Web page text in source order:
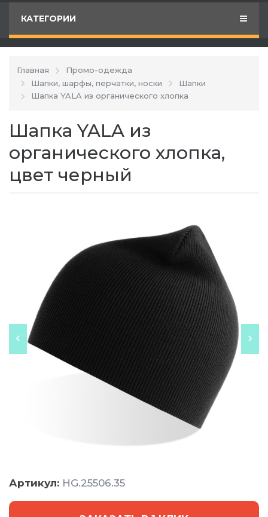
КАТЕГОРИИ
Главная
Промо-одежда
Шапки, шарфы, перчатки, носки
Шапки
Шапка YALA из органического хлопка
Шапка YALA из
органического хлопка,
цвет черный
Артикул: HG.25506.35